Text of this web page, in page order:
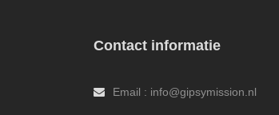
Contact informatie
Email : info@gipsymission.nl